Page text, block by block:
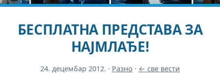
БЕСПЛАТНА ПРЕДСТАВА ЗА
НАЈМЛАЂЕ!
24. децембар 2012. · Разно · ← све вести